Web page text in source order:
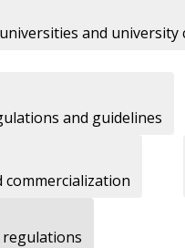
and university
and guidelines
regulations